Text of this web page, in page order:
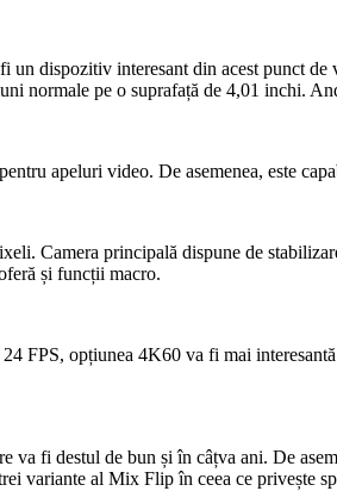
dispozitiv interesant din acest punct
normale pe o suprafață de 4,01 inchi.
apeluri video. De asemenea, este
Camera principală dispune de
și funcții macro.
FPS, opțiunea 4K60 va fi mai
va fi destul de bun și în câțva ani. De
variante al Mix Flip în ceea ce